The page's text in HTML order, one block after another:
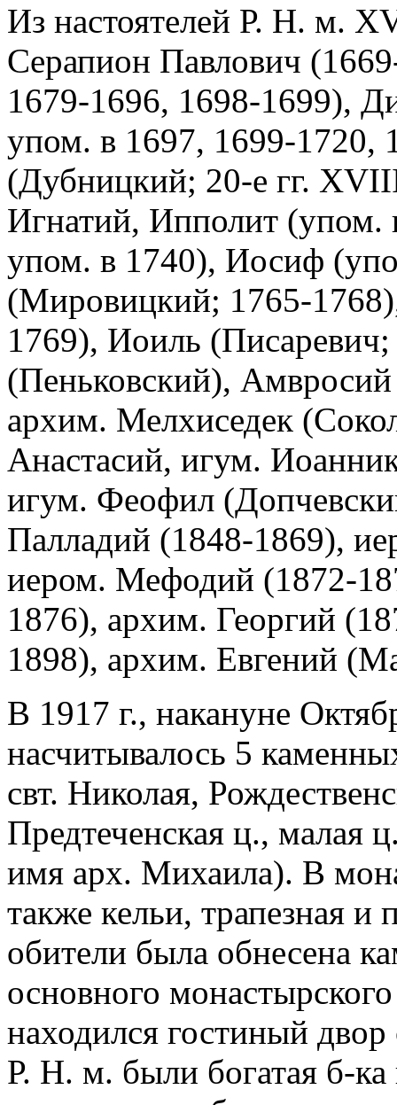
Из настоятелей Р. Н. м.
Серапион Павлович
1679-1696, 1698-1699),
упом. в 1697, 1699-1720,
(Дубницкий; 20-е гг.
Игнатий, Ипполит
упом. в 1740), Иосиф
(Мировицкий; 1765-
1769), Иоиль
(Пеньковский),
архим. Мелхиседек
Анастасий, игум.
игум. Феофил
Палладий (1848-1869),
иером. Мефодий (1872-
1876), архим. Георгий
1898), архим. Евгений
В 1917 г., накануне
насчитывалось 5
свт. Николая,
Предтеченская ц., малая
имя арх. Михаила). В
также кельи, трапезная и
обители была обнесена
основного
находился гостиный
Р. Н. м. были богатая б-